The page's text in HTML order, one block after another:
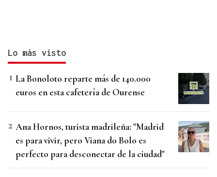
Lo más visto
La Bonoloto reparte más de 140.000
euros en esta cafetería de Ourense
Ana Hornos, turista madrileña: "Madrid
es para vivir, pero Viana do Bolo es
perfecto para desconectar de la ciudad"